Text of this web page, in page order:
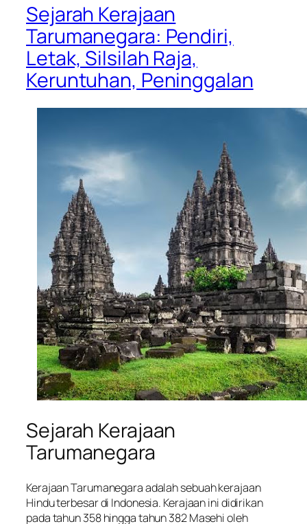
Sejarah Kerajaan
Tarumanegara: Pendiri,
Letak, Silsilah Raja,
Keruntuhan, Peninggalan
Sejarah Kerajaan
Tarumanegara
Kerajaan Tarumanegara adalah sebuah kerajaan
Hindu terbesar di Indonesia. Kerajaan ini didirikan
pada tahun 358 hingga tahun 382 Masehi oleh